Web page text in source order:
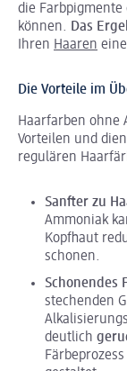
die
können. Das
Ihren Haaren
Die Vorteile im
Haarfarben ohne
Vorteilen und
regulären
Sanfter zu
Ammoniak
Kopfhaut
schonen.
Schonendes
stechenden
deutlich